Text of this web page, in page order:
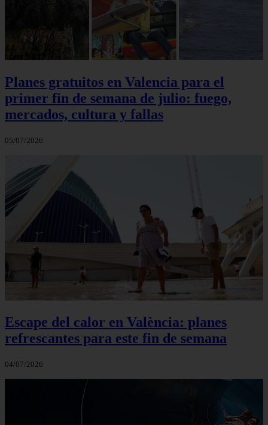
Planes gratuitos en Valencia para el
primer fin de semana de julio: fuego,
mercados, cultura y fallas
05/07/2026
Escape del calor en València: planes
refrescantes para este fin de semana
04/07/2026